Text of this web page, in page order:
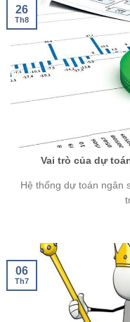
Vai trò của dự
Hệ thống dự toán ngân
26
Th8
06
Th7